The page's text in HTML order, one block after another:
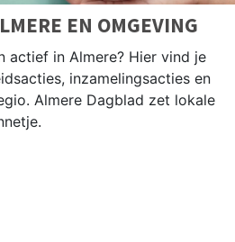
EN OMGEVING
actief in Almere? Hier vind je
inzamelingsacties en
Almere Dagblad zet lokale